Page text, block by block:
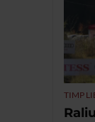
TIMP